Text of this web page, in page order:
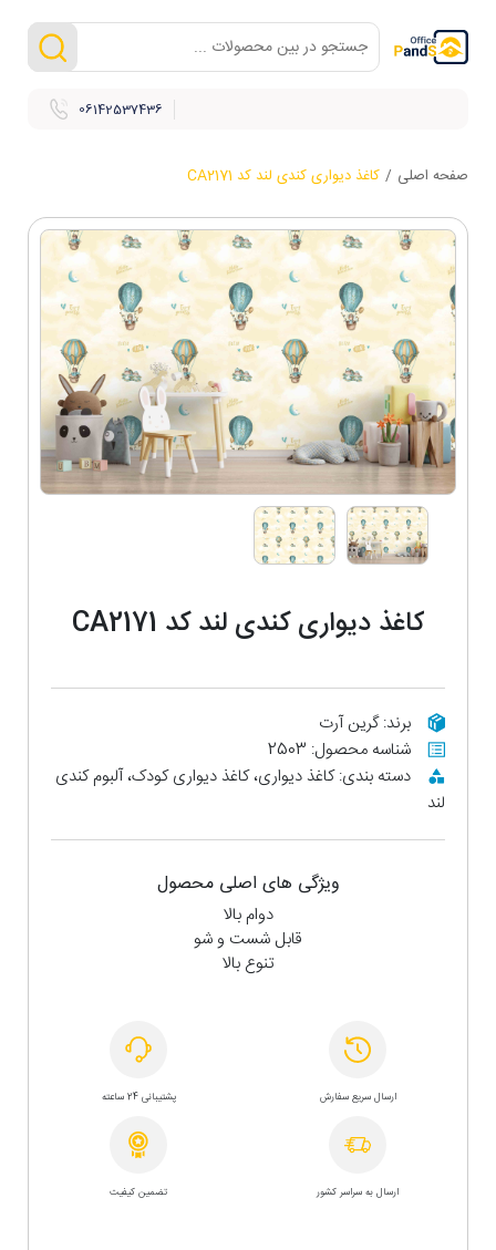
06142537436
صفحه اصلی / کاغذ دیواری کندی لند کد CA2171
کاغذ دیواری کندی لند کد CA2171
برند: گرین آرت
شناسه محصول: 2503
دسته بندی: کاغذ دیواری، کاغذ دیواری کودک، آلبوم کندی
لند
ویژگی های اصلی محصول
دوام بالا
قابل شست و شو
تنوع بالا
ارسال سریع سفارش پشتیبانی 24 ساعته
ارسال به سراسر کشور تضمین کیفیت